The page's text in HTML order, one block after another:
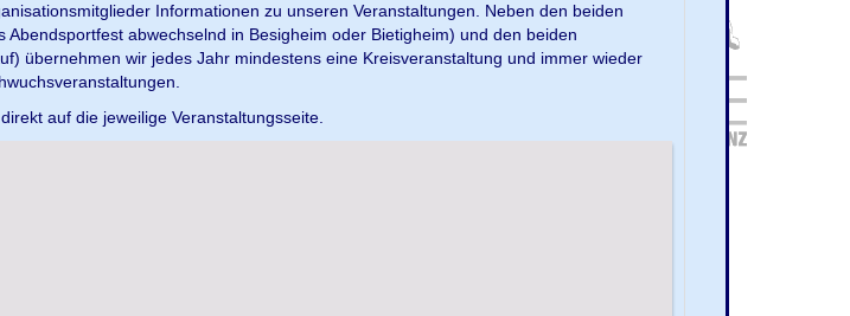
Informationen zu unseren Veranstaltungen. Neben den beiden
abwechselnd in Besigheim oder Bietigheim) und den beiden
übernehmen wir jedes Jahr mindestens eine Kreisveranstaltung und immer wieder
auf die jeweilige Veranstaltungsseite.